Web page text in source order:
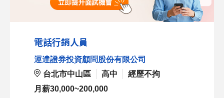
電話行銷人員
運達證券投資顧問股份有限公司
台北市中山區
高中
經歷不拘
月薪30,000~200,000